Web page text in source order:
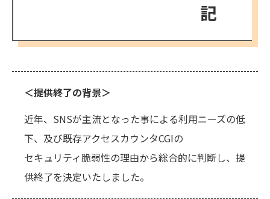
記
＜提供終了の背景＞
近年、SNSが主流となった事による利用ニーズの低
下、及び既存アクセスカウンタCGIの
セキュリティ脆弱性の理由から総合的に判断し、提
供終了を決定いたしました。